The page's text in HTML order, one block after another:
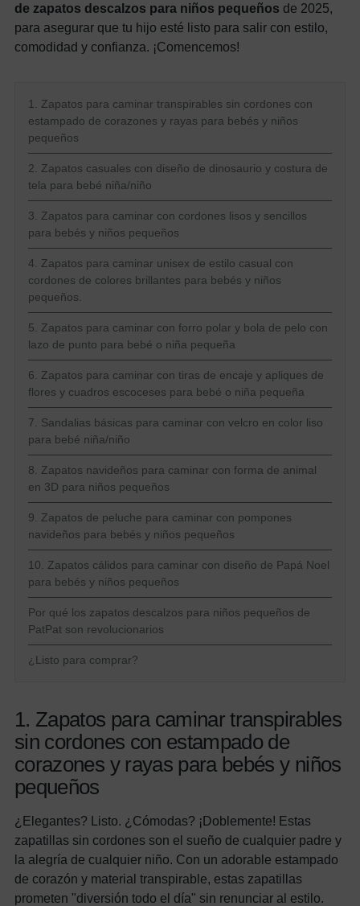
de zapatos descalzos para niños pequeños de 2025,
para asegurar que tu hijo esté listo para salir con estilo,
comodidad y confianza. ¡Comencemos!
1. Zapatos para caminar transpirables sin cordones con
estampado de corazones y rayas para bebés y niños
pequeños
2. Zapatos casuales con diseño de dinosaurio y costura de
tela para bebé niña/niño
3. Zapatos para caminar con cordones lisos y sencillos
para bebés y niños pequeños
4. Zapatos para caminar unisex de estilo casual con
cordones de colores brillantes para bebés y niños
pequeños.
5. Zapatos para caminar con forro polar y bola de pelo con
lazo de punto para bebé o niña pequeña
6. Zapatos para caminar con tiras de encaje y apliques de
flores y cuadros escoceses para bebé o niña pequeña
7. Sandalias básicas para caminar con velcro en color liso
para bebé niña/niño
8. Zapatos navideños para caminar con forma de animal
en 3D para niños pequeños
9. Zapatos de peluche para caminar con pompones
navideños para bebés y niños pequeños
10. Zapatos cálidos para caminar con diseño de Papá Noel
para bebés y niños pequeños
Por qué los zapatos descalzos para niños pequeños de
PatPat son revolucionarios
¿Listo para comprar?
1. Zapatos para caminar transpirables
sin cordones con estampado de
corazones y rayas para bebés y niños
pequeños
¿Elegantes? Listo. ¿Cómodas? ¡Doblemente! Estas
zapatillas sin cordones son el sueño de cualquier padre y
la alegría de cualquier niño. Con un adorable estampado
de corazón y material transpirable, estas zapatillas
prometen "diversión todo el día" sin renunciar al estilo.